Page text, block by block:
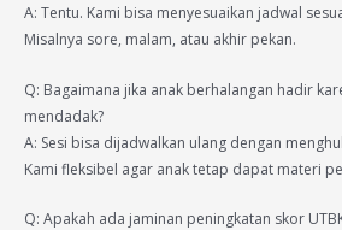
A: Tentu. Kami bisa menyesuaikan jadwal
Misalnya sore, malam, atau akhir pekan.
Q: Bagaimana jika anak berhalangan hadir
mendadak?
A: Sesi bisa dijadwalkan ulang dengan
Kami fleksibel agar anak tetap dapat materi
Q: Apakah ada jaminan peningkatan skor